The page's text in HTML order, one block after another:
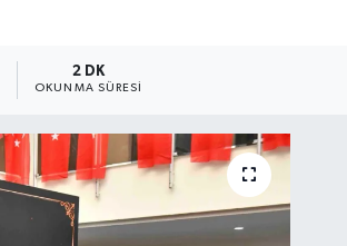
2 DK
OKUNMA SÜRESI